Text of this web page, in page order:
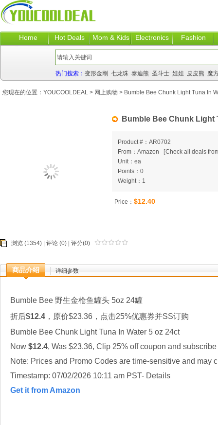
Home Hot Deals Mom & Kids Electronics Fashion
热门搜索： 变形金刚 七龙珠 泰迪熊 圣斗士 娃娃 皮皮熊 魔
Bumble Bee Chunk Light
Product #：AR0702
From：Amazon
[Check all deals
Unit：ea
Points：0
Weight：1
Price： $12.40
浏览 (1354) | 评论 (0) | 评分(0)
商品介绍 详细参数
Bumble Bee 野生金枪鱼罐头 5oz 24罐
折后$12.4 ，原价$23.36，点击25%优惠券并SS订购
Bumble Bee Chunk Light Tuna In Water 5 oz 24ct
Now $12.4, Was $23.36, Clip 25% off coupon and subscribe
Note: Prices and Promo Codes are time-sensitive and may
Timestamp: 07/02/2026 10:11 am PST- Details
Get it from Amazon
您现在的位置： YOUCOOLDEAL > 网上购物 > Bumble Bee Chunk Light Tuna In